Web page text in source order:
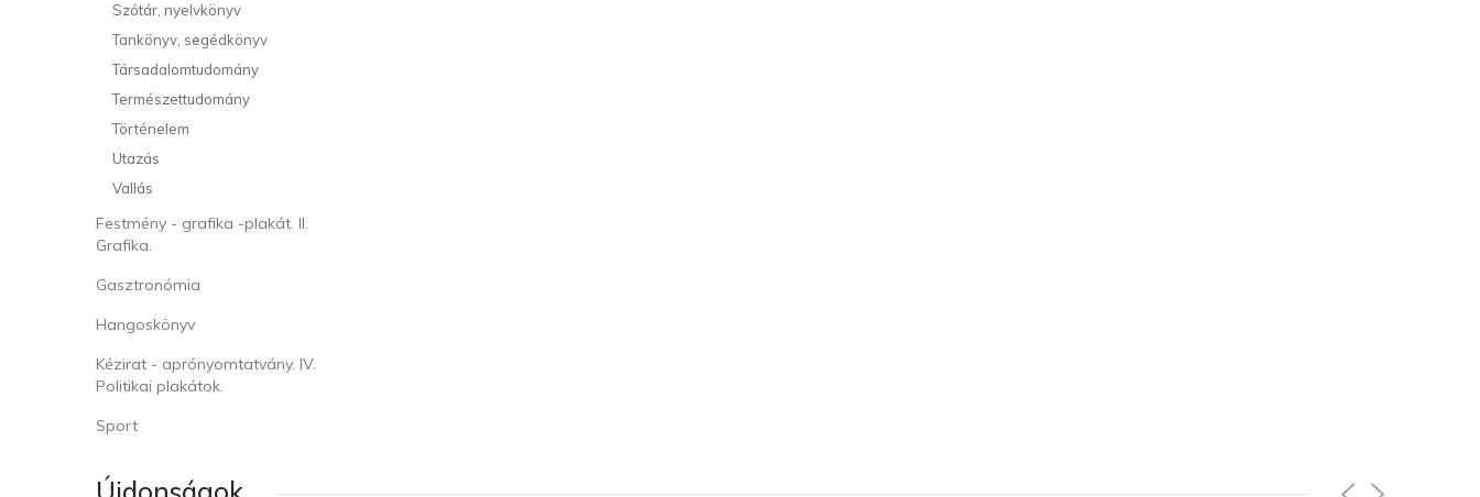
Szótár, nyelvkönyv
Tankönyv, segédkönyv
Társadalomtudomány
Természettudomány
Történelem
Utazás
Vallás
Festmény - grafika -plakát. II.
Grafika.
Gasztronómia
Hangoskönyv
Kézirat - aprónyomtatvány. IV.
Politikai plakátok.
Sport